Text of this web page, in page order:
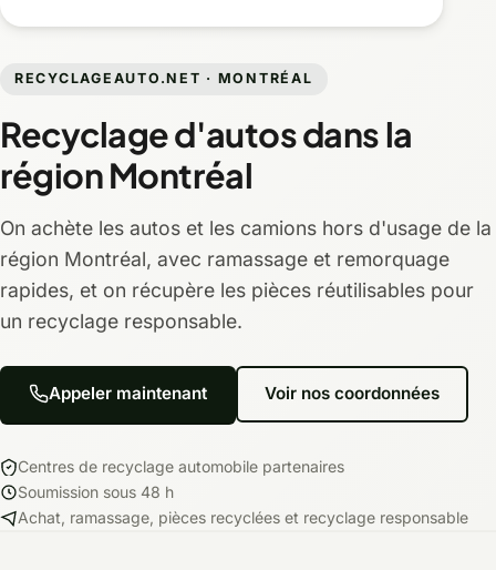
RECYCLAGEAUTO.NET · MONTRÉAL
Recyclage d'autos dans la
région Montréal
On achète les autos et les camions hors d'usage de la
région Montréal, avec ramassage et remorquage
rapides, et on récupère les pièces réutilisables pour
un recyclage responsable.
Appeler maintenant Voir nos coordonnées
Centres de recyclage automobile partenaires
Soumission sous 48 h
Achat, ramassage, pièces recyclées et recyclage responsable